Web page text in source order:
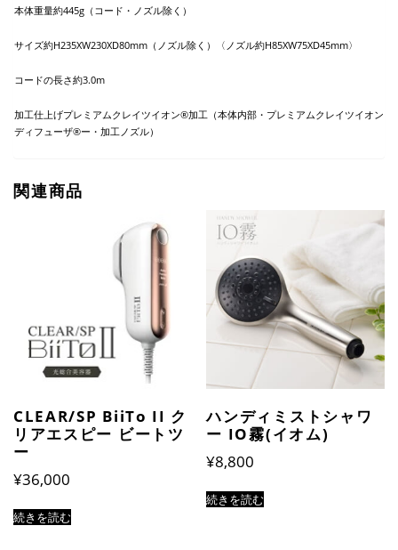
本体重量約445g（コード・ノズル除く）
サイズ約H235XW230XD80mm（ノズル除く）〈ノズル約H85XW75XD45mm〉
コードの長さ約3.0m
加工仕上げプレミアムクレイツイオン®加工（本体内部・プレミアムクレイツイオン
ディフューザ®ー・加工ノズル）
関連商品
CLEAR/SP BiiTo II ク
リアエスピー ビートツ
ー
¥36,000
続きを読む
ハンディミストシャワ
ー IO霧(イオム)
¥8,800
続きを読む